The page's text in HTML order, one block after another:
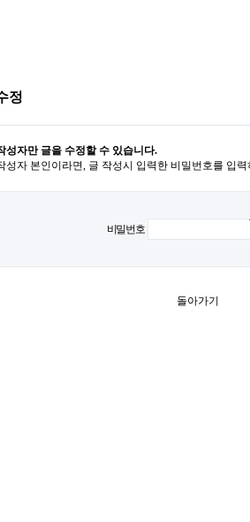
정
성자만 글을 수정할 수 있습니다.
성자 본인이라면, 글 작성시 입력한 비밀번호를 입
비밀번호
돌아가기